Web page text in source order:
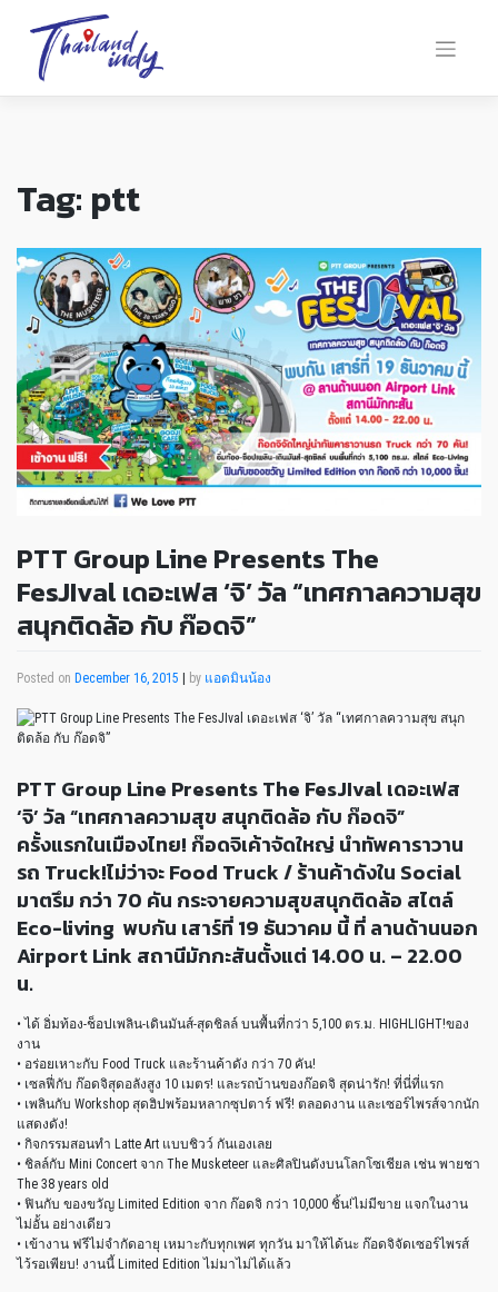
Tag: ptt
PTT Group Line Presents The
FesJIval เดอะเฟส ‘จิ’ วัล “เทศกาลความสุข
สนุกติดล้อ กับ ก๊อดจิ”
Posted on December 16, 2015 by แอดมินน้อง
PTT Group Line Presents The FesJIval เดอะเฟส
‘จิ’ วัล “เทศกาลความสุข สนุกติดล้อ กับ ก๊อดจิ”
ครั้งแรกในเมืองไทย! ก๊อดจิเค้าจัดใหญ่ นำทัพคาราวาน
รถ Truck!ไม่ว่าจะ Food Truck / ร้านค้าดังใน Social
มาตรึม กว่า 70 คัน กระจายความสุขสนุกติดล้อ สไตล์
Eco-living พบกัน เสาร์ที่ 19 ธันวาคม นี้ ที่ ลานด้านนอก
Airport Link สถานีมักกะสันตั้งแต่ 14.00 น. – 22.00
น.
• ได้ อิ่มท้อง-ช็อปเพลิน-เดินมันส์-สุดชิลล์ บนพื้นที่กว่า 5,100 ตร.ม. HIGHLIGHT!ของ
งาน
• อร่อยเหาะกับ Food Truck และร้านค้าดัง กว่า 70 คัน!
• เซลฟี่กับ ก๊อดจิสุดอลังสูง 10 เมตร! และรถบ้านของก๊อดจิ สุดน่ารัก! ที่นี่ที่แรก
• เพลินกับ Workshop สุดฮิปพร้อมหลากซุปตาร์ ฟรี! ตลอดงาน และเซอร์ไพรส์จากนัก
แสดงดัง!
• กิจกรรมสอนทำ Latte Art แบบชิวว์ กันเองเลย
• ชิลล์กับ Mini Concert จาก The Musketeer และศิลปินดังบนโลกโซเชียล เช่น พายชา
The 38 years old
• ฟินกับ ของขวัญ Limited Edition จาก ก๊อดจิ กว่า 10,000 ชิ้น!ไม่มีขาย แจกในงาน
ไม่อั้น อย่างเดียว
• เข้างาน ฟรีไม่จำกัดอายุ เหมาะกับทุกเพศ ทุกวัน มาให้ได้นะ ก๊อดจิจัดเซอร์ไพรส์
ไว้รอเพียบ! งานนี้ Limited Edition ไม่มาไม่ได้แล้ว